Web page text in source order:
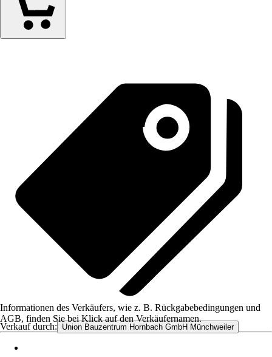
Verkauf durch: Union Bauzentrum Hornbach GmbH Münchweiler
Informationen des Verkäufers, wie z. B. Rückgabebedingungen und
AGB, finden Sie bei Klick auf den Verkäufernamen.